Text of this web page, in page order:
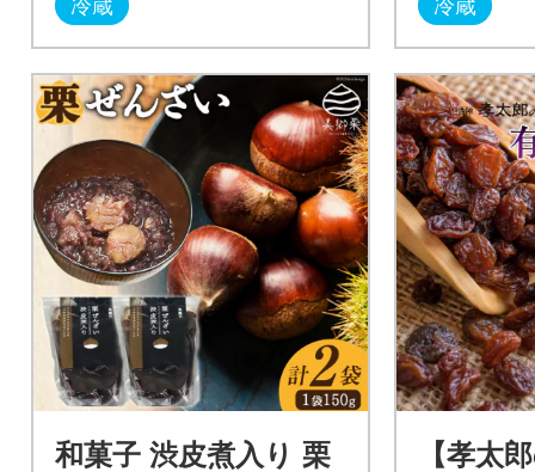
冷蔵 冷蔵
和菓子 渋皮煮入り 栗
【孝太